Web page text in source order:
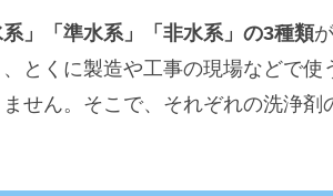
系」「準水系」「非水系」の3種類
とくに製造や工事の現場などで
せん。そこで、それぞれの洗浄剤